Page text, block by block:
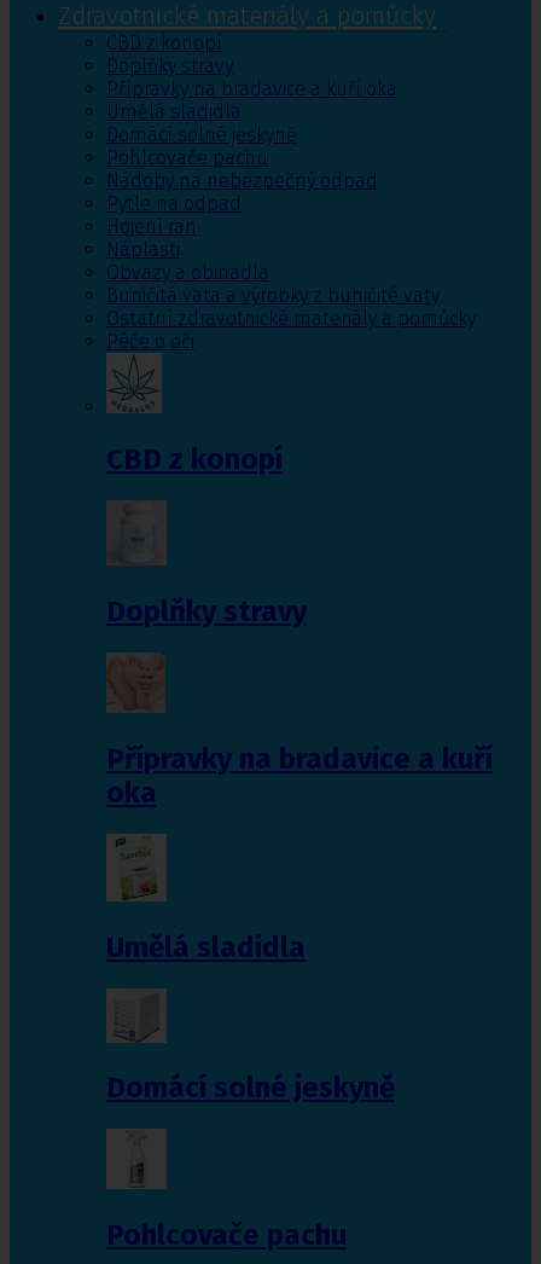
Zdravotnické materiály a pomůcky
CBD z konopí
Doplňky stravy
Přípravky na bradavice a kuří oka
Umělá sladidla
Domácí solné jeskyně
Pohlcovače pachu
Nádoby na nebezpečný odpad
Pytle na odpad
Hojení ran
Náplasti
Obvazy a obinadla
Buničitá vata a výrobky z buničité vaty
Ostatní zdravotnické materiály a pomůcky
Péče o oči
CBD z konopí
Doplňky stravy
Přípravky na bradavice a kuří
oka
Umělá sladidla
Domácí solné jeskyně
Pohlcovače pachu